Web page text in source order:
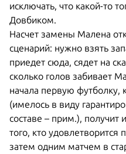
исключать, что какой-то
Довбиком.
Насчет замены Малена
сценарий: нужно взять
приедет сюда, сядет на
сколько голов забивает
начала первую футболку,
(имелось в виду
составе – прим.),
того, кто
затем одним матчем в